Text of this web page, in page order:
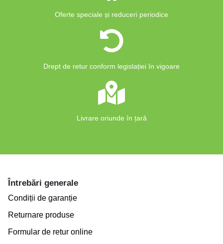
Oferte speciale și reduceri periodice
Drept de retur conform legislației în vigoare
Livrare oriunde în țară
Întrebări generale
Condiții de garanție
Returnare produse
Formular de retur online